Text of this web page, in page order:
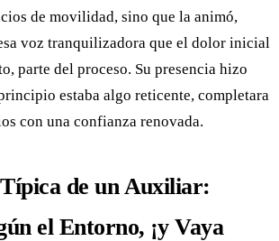
de movilidad, sino que la animó,
voz tranquilizadora que el dolor inicial
parte del proceso. Su presencia hizo
estaba algo reticente, completara
con una confianza renovada.
de un Auxiliar:
el Entorno, ¡y Vaya